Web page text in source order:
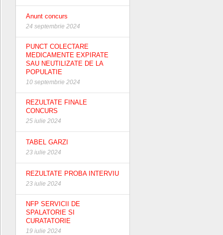
Anunt concurs
24 septembrie 2024
PUNCT COLECTARE
MEDICAMENTE EXPIRATE
SAU NEUTILIZATE DE LA
POPULATIE
10 septembrie 2024
REZULTATE FINALE
CONCURS
25 iulie 2024
TABEL GARZI
23 iulie 2024
REZULTATE PROBA INTERVIU
23 iulie 2024
NFP SERVICII DE
SPALATORIE SI
CURATATORIE
19 iulie 2024